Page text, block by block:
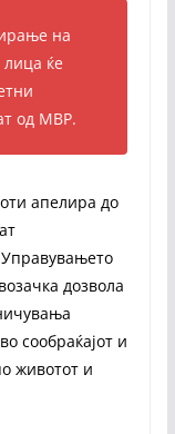
на
ќе
од МВР.
апелира до
дозвола
сообраќајот и
животот и